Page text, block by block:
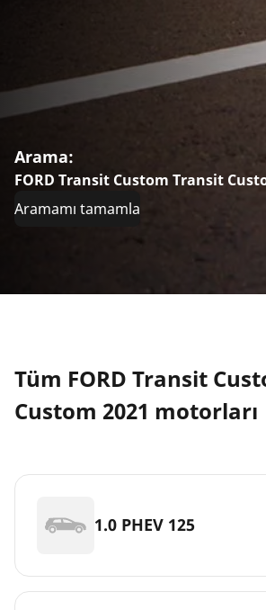
Arama:
FORD Transit Custom Transit
Aramamı tamamla
Tüm FORD Transit
Custom 2021 motorları
1.0 PHEV 125